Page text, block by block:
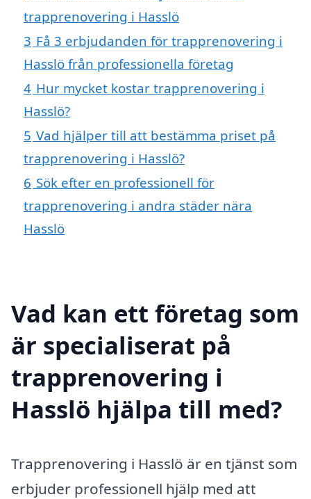
trapprenovering i Hasslö
3 Få 3 erbjudanden för trapprenovering i
Hasslö från professionella företag
4 Hur mycket kostar trapprenovering i
Hasslö?
5 Vad hjälper till att bestämma priset på
trapprenovering i Hasslö?
6 Sök efter en professionell för
trapprenovering i andra städer nära
Hasslö
Vad kan ett företag som
är specialiserat på
trapprenovering i
Hasslö hjälpa till med?
Trapprenovering i Hasslö är en tjänst som
erbjuder professionell hjälp med att